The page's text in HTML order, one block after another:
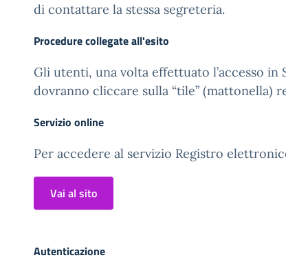
di contattare la stessa segreteria.
Procedure collegate all'esito
Gli utenti, una volta effettuato l’accesso in
dovranno cliccare sulla “tile” (mattonella)
Servizio online
Per accedere al servizio Registro
Vai al sito
Autenticazione